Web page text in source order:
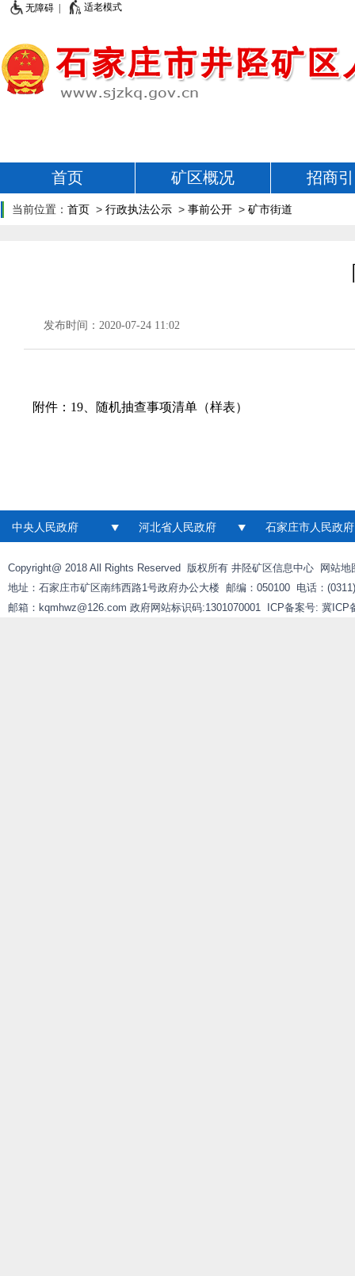
无障碍 | 适老模式
首页 矿区概况 招商
当前位置： 首页 > 行政执法公示 > 事前公开 > 矿市街道
发布时间：2020-07-24 11:02
附件： 19、随机抽查事项清单（样表）